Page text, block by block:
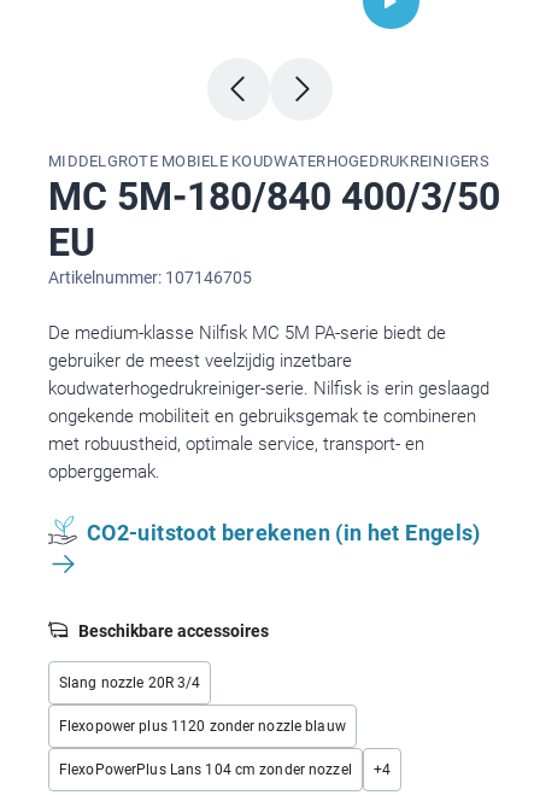
MIDDELGROTE MOBIELE KOUDWATERHOGEDRUKREINIGERS
MC 5M-180/840 400/3/50
EU
Artikelnummer: 107146705
De medium-klasse Nilfisk MC 5M PA-serie biedt de
gebruiker de meest veelzijdig inzetbare
koudwaterhogedrukreiniger-serie. Nilfisk is erin geslaagd
ongekende mobiliteit en gebruiksgemak te combineren
met robuustheid, optimale service, transport- en
opberggemak.
CO2-uitstoot berekenen (in het Engels)
Beschikbare accessoires
Slang nozzle 20R 3/4
Flexopower plus 1120 zonder nozzle blauw
FlexoPowerPlus Lans 104 cm zonder nozzel +4